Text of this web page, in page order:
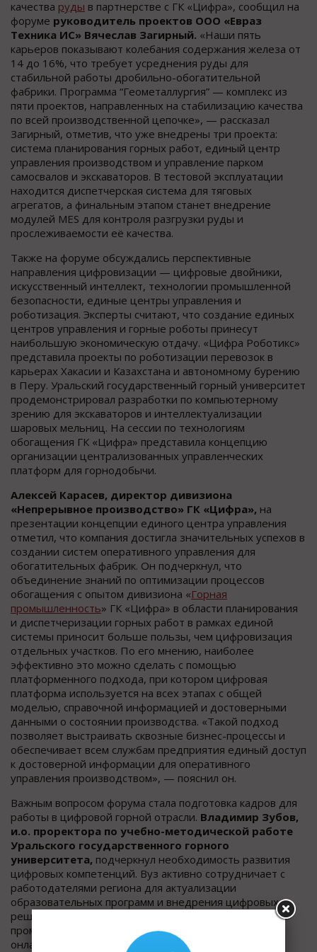
качества руды в партнерстве с ГК «Цифра», сообщил на
форуме руководитель проектов ООО «Евраз
Техника ИС» Вячеслав Загирный. «Наши пять
карьеров показывают колебания содержания железа от
14 до 16%, что требует усреднения руды для
стабильной работы дробильно-обогатительной
фабрики. Программа “Геометаллургия” — комплекс из
пяти проектов, направленных на стабилизацию качества
по всей производственной цепочке», — рассказал
Загирный, отметив, что уже внедрены три проекта:
система планирования горных работ, единый центр
управления производством и управление парком
самосвалов и экскаваторов. В тестовой эксплуатации
находится диспетчерская система для тяговых
агрегатов, а финальным этапом станет внедрение
модулей MES для контроля разгрузки руды и
прослеживаемости её качества.
Также на форуме обсуждались перспективные
направления цифровизации — цифровые двойники,
искусственный интеллект, технологии промышленной
безопасности, единые центры управления и
роботизация. Эксперты считают, что создание единых
центров управления и горные роботы принесут
наибольшую экономическую отдачу. «Цифра Роботикс»
представила проекты по роботизации перевозок в
карьерах Хакасии и Казахстана и автономному бурению
в Перу. Уральский государственный горный университет
продемонстрировал разработки по компьютерному
зрению для экскаваторов и интеллектуализации
шаровых мельниц. На сессии по технологиям
обогащения ГК «Цифра» представила концепцию
организации централизованных управленческих
платформ для горнодобычи.
Алексей Карасев, директор дивизиона
«Непрерывное производство» ГК «Цифра», на
презентации концепции единого центра управления
отметил, что компания достигла значительных успехов в
создании систем оперативного управления для
обогатительных фабрик. Он подчеркнул, что
объединение знаний по оптимизации процессов
обогащения с опытом дивизиона «Горная
промышленность» ГК «Цифра» в области планирования
и диспетчеризации горных работ в рамках единой
системы приносит больше пользы, чем цифровизация
отдельных участков. По его мнению, наиболее
эффективно это можно сделать с помощью
платформенного подхода, при котором цифровая
платформа используется на всех этапах с общей
моделью, справочной информацией и достоверными
данными о состоянии производства. «Такой подход
позволяет выстраивать сквозные бизнес-процессы и
обеспечивает всем службам предприятия единый доступ
к достоверной информации для оперативного
управления производством», — пояснил он.
Важным вопросом форума стала подготовка кадров для
работы в цифровой горной отрасли. Владимир Зубов,
и.о. проректора по учебно-методической работе
Уральского государственного горного
университета, подчеркнул необходимость развития
цифровых компетенций. Вуз активно сотрудничает с
работодателями региона для актуализации
образовательных программ и внедрения цифровых
решений, используемых в отрасли. Дополнительно,
промтех-компании, включая ГК «Цифра», развивают
онлайн-инициативы, такие как практикум «Цифровое